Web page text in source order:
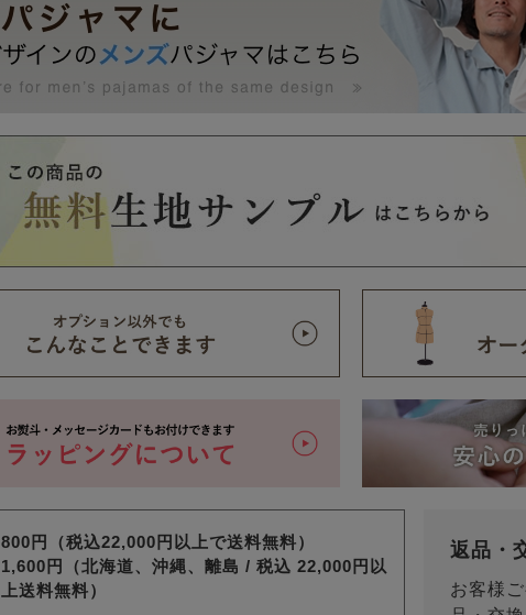
800円（税込22,000円以上で送料無料）
1,600円（北海道、沖縄、離島 /税込 22,000円以
上送料無料）
返品・
お客様